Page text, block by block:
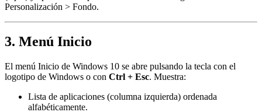
Personalización > Fondo.
3. Menú Inicio
El menú Inicio de Windows 10 se abre pulsando la tecla con el
logotipo de Windows o con Ctrl + Esc. Muestra:
Lista de aplicaciones (columna izquierda) ordenada
alfabéticamente.